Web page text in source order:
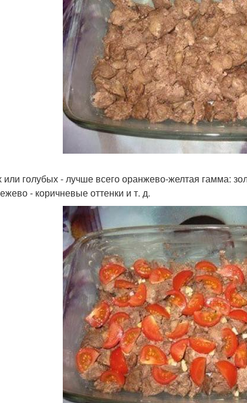
или голубых - лучше всего оранжево-желтая гамма:
- коричневые оттенки и т. д.